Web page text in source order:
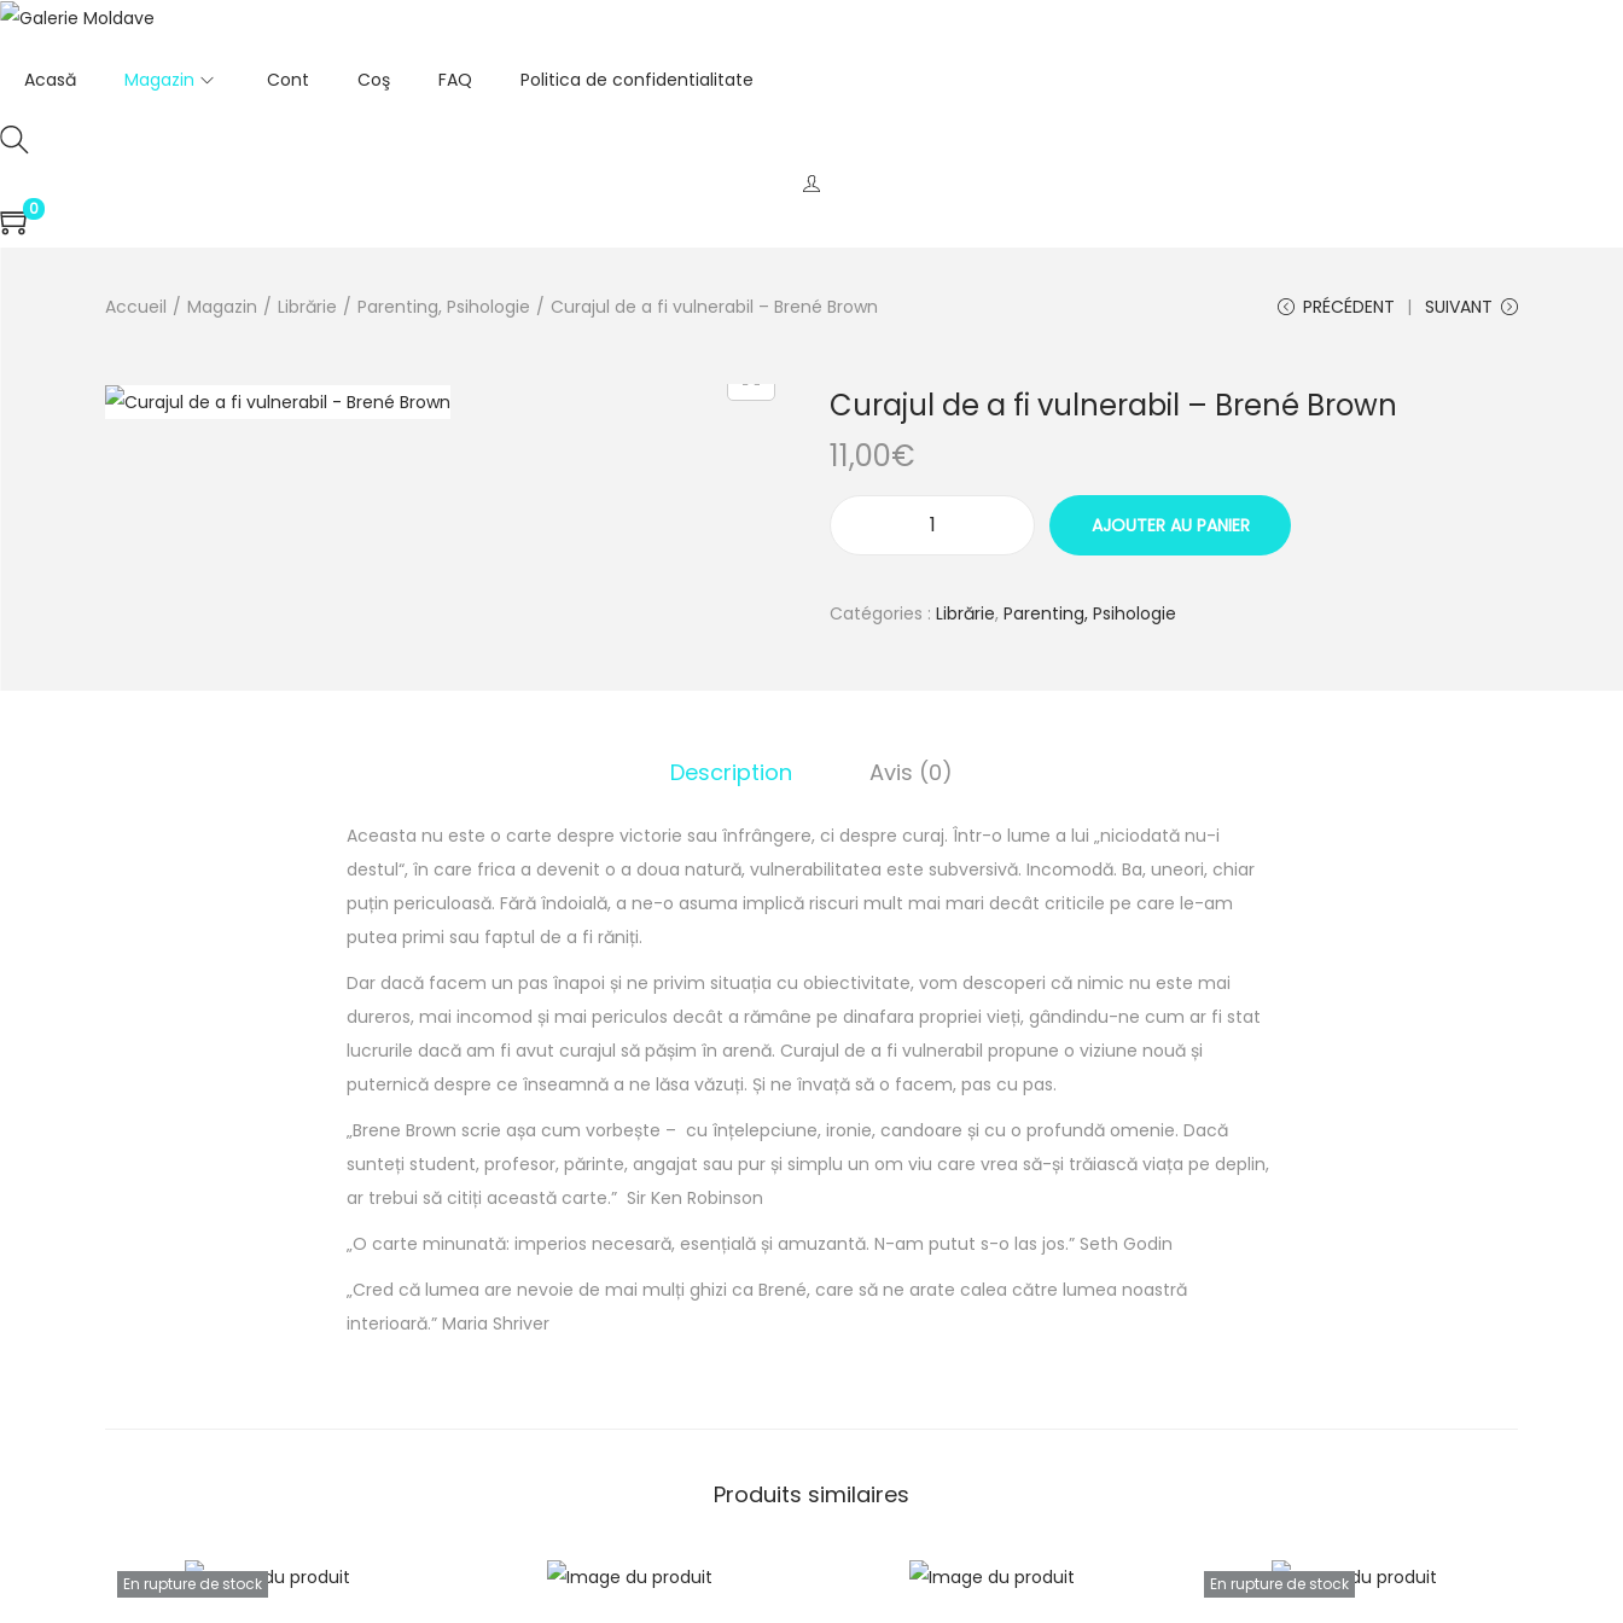
Acasă Magazin Cont Coş FAQ Politica de confidentialitate
0
Accueil / Magazin / Librărie / Parenting, Psihologie / Curajul de a fi vulnerabil – Brené Brown PRÉCÉDENT SUIVANT
Curajul de a fi vulnerabil – Brené Brown
11,00€
a
é
e
C
u
a
j
u
l
i
v
l
AJOUTER AU PANIER
Catégories : Librărie, Parenting, Psihologie
Description Avis (0)
Aceasta nu este o carte despre victorie sau înfrângere, ci despre curaj. Într-o lume a lui „niciodată nu-i
destul“, în care frica a devenit o a doua natură, vulnerabilitatea este subversivă. Incomodă. Ba, uneori, chiar
puțin periculoasă. Fără îndoială, a ne-o asuma implică riscuri mult mai mari decât criticile pe care le-am
putea primi sau faptul de a fi răniți.
Dar dacă facem un pas înapoi și ne privim situația cu obiectivitate, vom descoperi că nimic nu este mai
dureros, mai incomod și mai periculos decât a rămâne pe dinafara propriei vieți, gândindu-ne cum ar fi stat
lucrurile dacă am fi avut curajul să pășim în arenă. Curajul de a fi vulnerabil propune o viziune nouă și
puternică despre ce înseamnă a ne lăsa văzuți. Și ne învață să o facem, pas cu pas.
„Brene Brown scrie așa cum vorbește – cu înțelepciune, ironie, candoare și cu o profundă omenie. Dacă
sunteți student, profesor, părinte, angajat sau pur și simplu un om viu care vrea să-și trăiască viața pe deplin,
ar trebui să citiți această carte.” Sir Ken Robinson
„O carte minunată: imperios necesară, esențială și amuzantă. N-am putut s-o las jos.” Seth Godin
„Cred că lumea are nevoie de mai mulți ghizi ca Brené, care să ne arate calea către lumea noastră
interioară.” Maria Shriver
Produits similaires
En rupture de stock En rupture de stock